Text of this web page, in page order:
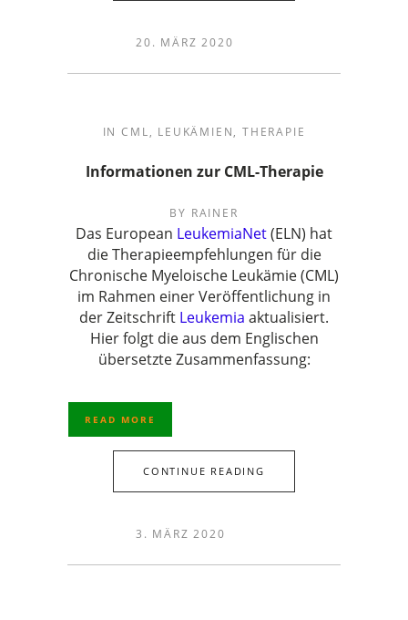
20. MÄRZ 2020
IN CML, LEUKÄMIEN, THERAPIE
Informationen zur CML-Therapie
BY RAINER
Das European LeukemiaNet(ELN) hat
die Therapieempfehlungen für die
Chronische Myeloische Leukämie (CML)
im Rahmen einer Veröffentlichung in
der Zeitschrift Leukemia aktualisiert.
Hier folgt die aus dem Englischen
übersetzte Zusammenfassung:
READ MORE
CONTINUE READING
3. MÄRZ 2020